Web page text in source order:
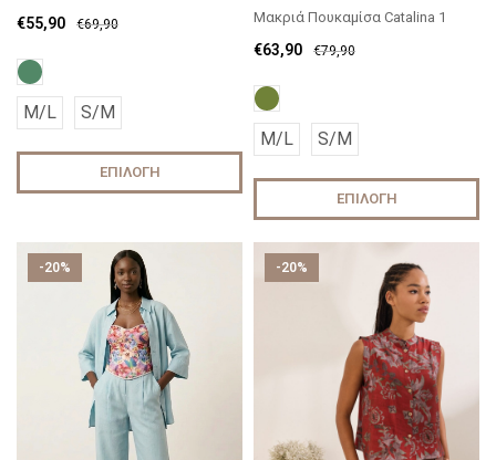
€69,90
€55,90
M/L S/M
ΕΠΙΛΟΓΉ
Μακριά Πουκαμίσα Catalina 1
€79,90
€63,90
M/L S/M
ΕΠΙΛΟΓΉ
-20% -20%